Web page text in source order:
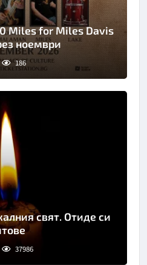
Miles for Miles Davis
ноември
186
свят. Отиде си
37986